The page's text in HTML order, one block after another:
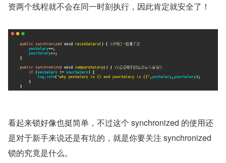
资两个线程就不会在同一时刻执行，因此肯定就安全了！
看起来锁好像也挺简单，不过这个 synchronized 的使用还
是对于新手来说还是有坑的，就是你要关注 synchronized
锁的究竟是什么。